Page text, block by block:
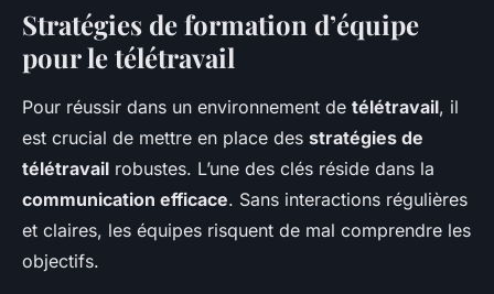
Stratégies de formation d’équipe
pour le télétravail
Pour réussir dans un environnement de télétravail, il
est crucial de mettre en place des stratégies de
télétravail robustes. L’une des clés réside dans la
communication efficace. Sans interactions régulières
et claires, les équipes risquent de mal comprendre les
objectifs.